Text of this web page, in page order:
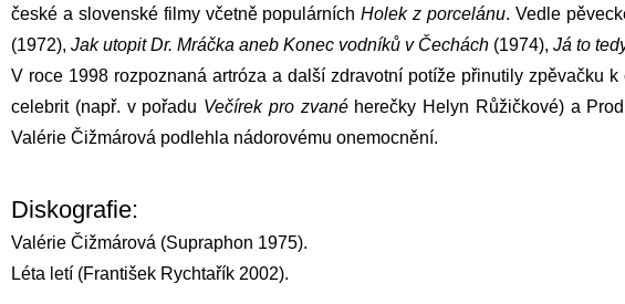
české a slovenské filmy včetně populárníchHolek z porcelánu. Vedle
(1972), Jak utopit Dr. Mráčka aneb Konec vodníků v Čechách (1974), Já to
V roce 1998 rozpoznaná artróza a další zdravotní potíže přinutily zpěvačku
celebrit (např. v pořadu Večírek pro zvanéherečky Helyn Růžičkové) a
Valérie Čižmárová podlehla nádorovému onemocnění.
Diskografie:
Valérie Čižmárová (Supraphon 1975).
Léta letí (František Rychtařík 2002).